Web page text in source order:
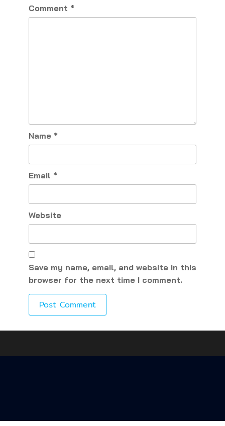
Comment *
Name *
Email *
Website
Save my name, email, and website in this
browser for the next time I comment.